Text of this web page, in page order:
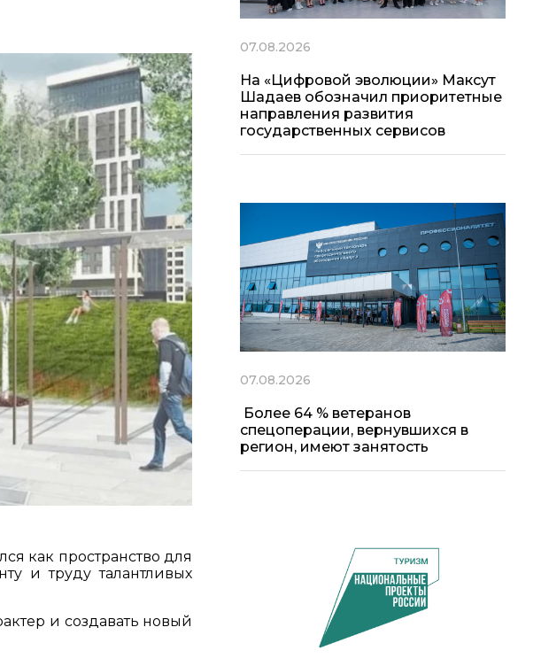
как пространство для
и труду талантливых
и создавать новый
07.08.2026
На «Цифровой эволюции» Максут
Шадаев обозначил приоритетные
направления развития
государственных сервисов
07.08.2026
Более 64 % ветеранов
спецоперации, вернувшихся в
регион, имеют занятость